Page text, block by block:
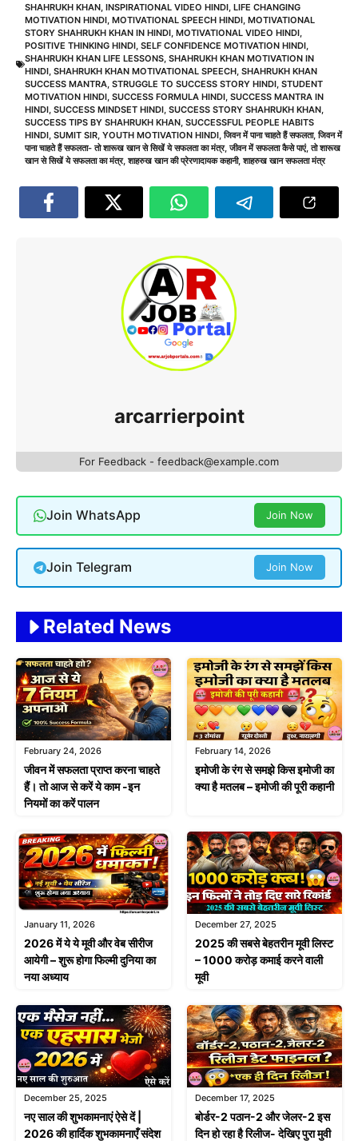
SHAHRUKH KHAN INSPIRATIONAL VIDEO HINDI LIFE CHANGING
MOTIVATION HINDI MOTIVATIONAL SPEECH HINDI MOTIVATIONAL
STORY SHAHRUKH KHAN IN HINDI MOTIVATIONAL VIDEO HINDI
POSITIVE THINKING HINDI SELF CONFIDENCE MOTIVATION HINDI
SHAHRUKH KHAN LIFE LESSONS SHAHRUKH KHAN MOTIVATION IN
HINDI SHAHRUKH KHAN MOTIVATIONAL SPEECH SHAHRUKH KHAN
SUCCESS MANTRA STRUGGLE TO SUCCESS STORY HINDI STUDENT
MOTIVATION HINDI SUCCESS FORMULA HINDI SUCCESS MANTRA IN
HINDI SUCCESS MINDSET HINDI SUCCESS STORY SHAHRUKH KHAN
SUCCESS TIPS BY SHAHRUKH KHAN SUCCESSFUL PEOPLE HABITS
HINDI SUMIT SIR YOUTH MOTIVATION HINDI ,जिवन में पाना चाहते हैं सफलता,जिवन में
पाना चाहते हैं सफलता- तो शारूख खान से सिखें ये सफलता का मंत्र,जीवन में सफलता कैसे पाएं,तो शारूख
खान से सिखें ये सफलता का मंत्र,शाहरुख खान की प्रेरणादायक कहानी,शाहरुख खान सफलता मंत्र
arcarrierpoint
For Feedback - feedback@example.com
Join WhatsApp Join Now
Join Telegram Join Now
Related News
February 24, 2026
जीवन में सफलता प्राप्त करना चाहते
हैं। तो आज से करें ये काम -इन
नियमों का करें पालन
February 14, 2026
इमोजी के रंग से समझे किस इमोजी का
क्या है मतलब – इमोजी की पूरी कहानी
January 11, 2026
2026 में ये ये मूवी और वेब सीरीज
आयेगी – शुरू होगा फिल्मी दुनिया का
नया अध्याय
December 27, 2025
2025 की सबसे बेहतरीन मूवी लिस्ट
– 1000 करोड़ कमाई करने वाली
मूवी
December 25, 2025
नए साल की शुभकामनाएं ऐसे दें |
2026 की हार्दिक शुभकामनाएँ संदेश
December 17, 2025
बोर्डर-2 पठान-2 और जेलर-2 इस
दिन हो रहा है रिलीज- देखिए पुरा मुवी